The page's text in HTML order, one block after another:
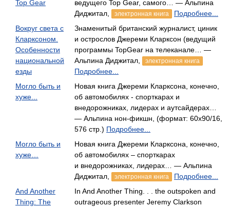
Top Gear
ведущего Top Gear, самого… — Альпина
Диджитал,
электронная книга
Подробнее...
Вокруг света с
Кларксоном.
Особенности
национальной
езды
Знаменитый британский журналист, циник
и острослов Джереми Кларксон (ведущий
программы TopGear на телеканале… —
Альпина Диджитал,
электронная книга
Подробнее...
Могло быть и
хуже...
Новая книга Джереми Кларксона, конечно,
об автомобилях - спорткарах и
внедорожниках, лидерах и аутсайдерах…
— Альпина нон-фикшн, (формат: 60x90/16,
576 стр.) Подробнее...
Могло быть и
хуже…
Новая книга Джереми Кларксона, конечно,
об автомобилях – спорткарах
и внедорожниках, лидерах… — Альпина
Диджитал,
электронная книга
Подробнее...
And Another
Thing: The
In And Another Thing. . . the outspoken and
outrageous presenter Jeremy Clarkson